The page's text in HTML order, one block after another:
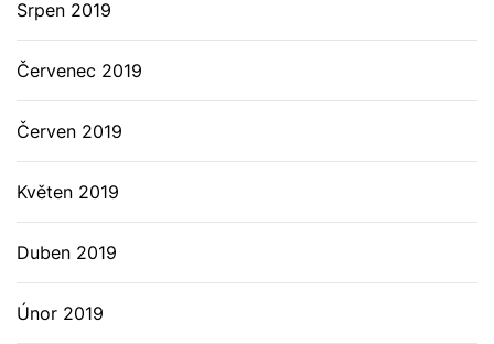
Srpen 2019
Červenec 2019
Červen 2019
Květen 2019
Duben 2019
Únor 2019